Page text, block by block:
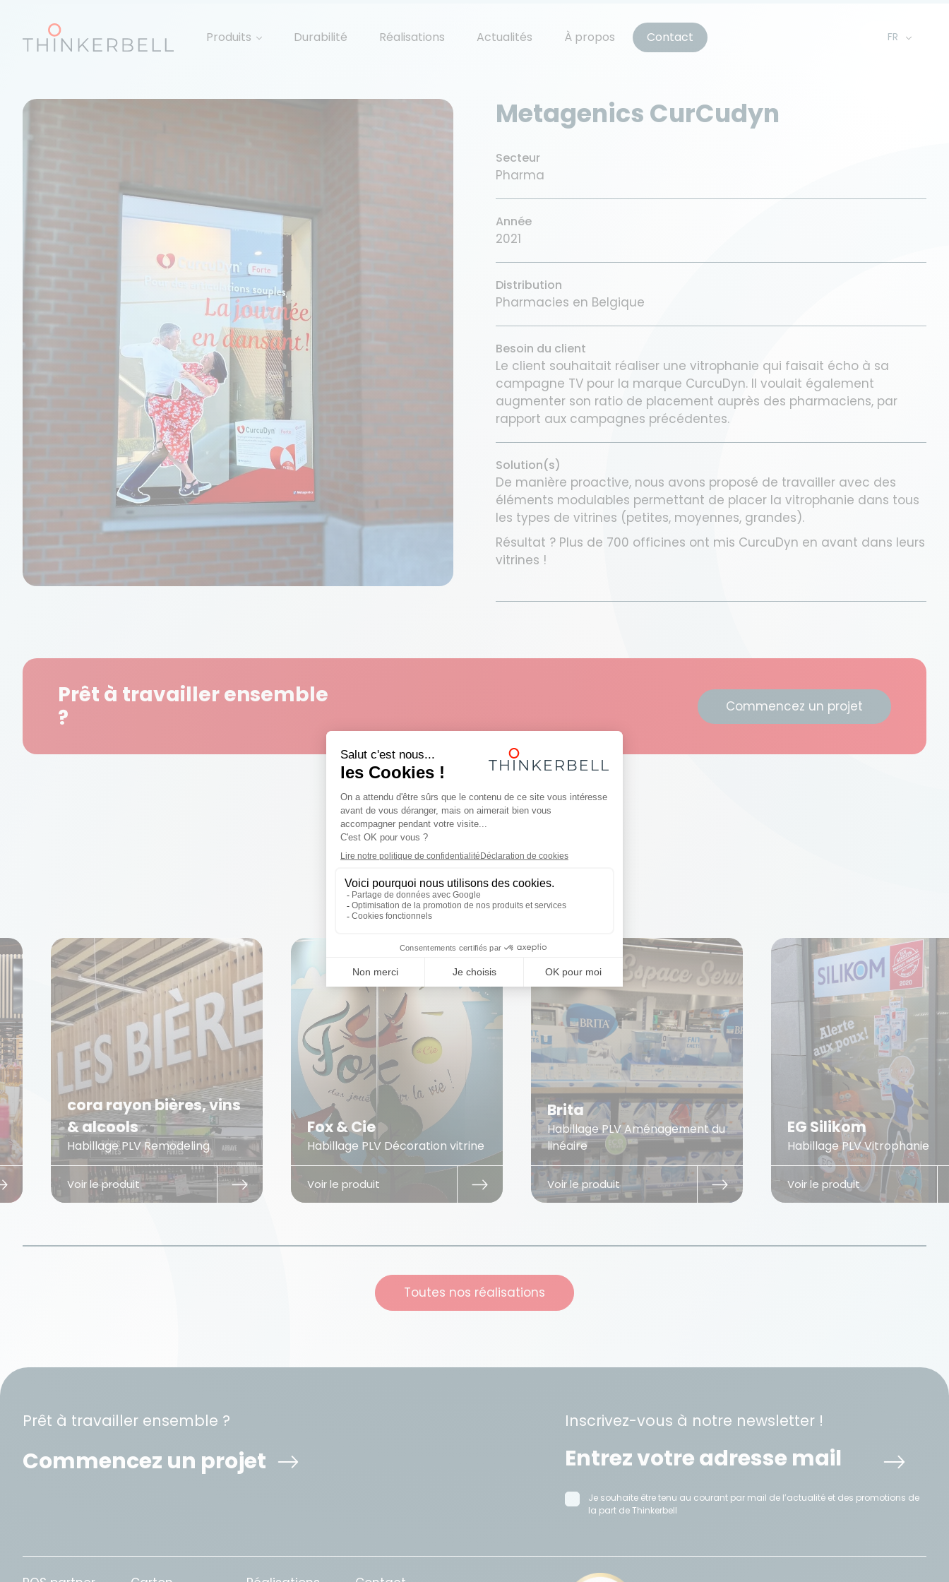
Produits Durabilité Réalisations Actualités À propos Contact FR
EN
Metagenics CurCudyn
Secteur
Pharma
Année
2021
Distribution
Pharmacies en Belgique
Besoin du client
Le client souhaitait réaliser une vitrophanie qui faisait écho à sa
campagne TV pour la marque CurcuDyn. Il voulait également
augmenter son ratio de placement auprès des pharmaciens, par
rapport aux campagnes précédentes.
Solution(s)
De manière proactive, nous avons proposé de travailler avec des
éléments modulables permettant de placer la vitrophanie dans tous
les types de vitrines (petites, moyennes, grandes).
Résultat ? Plus de 700 officines ont mis CurcuDyn en avant dans leurs
vitrines !
Prêt à travailler ensemble
?
Commencez un projet
Réalisations
Découvrez quelques projets inspirants !
vins
Fox & Cie
Habillage PLV Décoration vitrine
Voir le produit
Brita
Habillage PLV Aménagement du
linéaire
Voir le produit
EG Silikom
Habillage PLV Vitrophanie
Voir le produit
Lilliputiens
Habillage PLV
Voir le produit
Toutes nos réalisations
Prêt à travailler ensemble ?
Commencez un projet
Inscrivez-vous à notre newsletter !
Je souhaite être tenu au courant par mail de l’actualité et des promotions de
la part de Thinkerbell